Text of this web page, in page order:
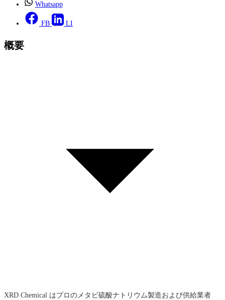
Whatsapp
FB LI
概要
XRD Chemical はプロのメタビ硫酸ナトリウム製造および供給業者